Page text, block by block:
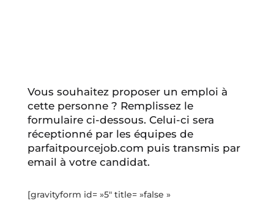
Vous souhaitez proposer un emploi à
cette personne ? Remplissez le
formulaire ci-dessous. Celui-ci sera
réceptionné par les équipes de
parfaitpourcejob.com puis transmis par
email à votre candidat.
[gravityform id= »5″ title= »false »